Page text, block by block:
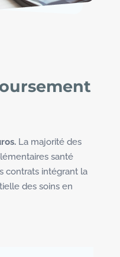
La majorité des
santé
contrats intégrant la
des soins en